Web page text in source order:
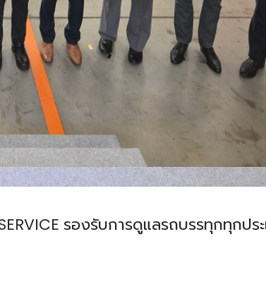
รองรับการดูแลรถบรรทุกทุกปร